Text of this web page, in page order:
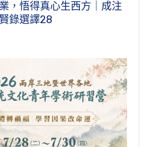
，悟得真心生西方｜成注
錄選譯28